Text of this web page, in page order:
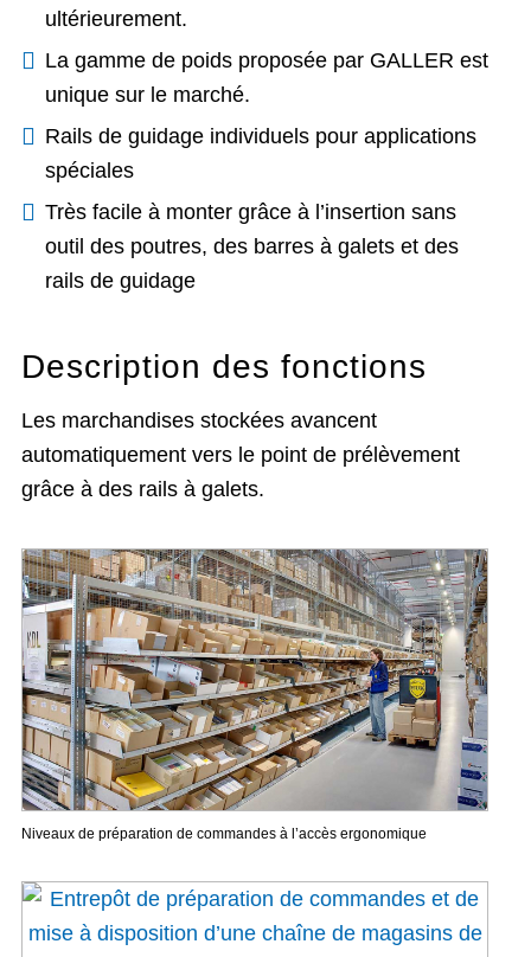
ultérieurement.
La gamme de poids proposée par GALLER est
unique sur le marché.
Rails de guidage individuels pour applications
spéciales
Très facile à monter grâce à l’insertion sans
outil des poutres, des barres à galets et des
rails de guidage
Description des fonctions
Les marchandises stockées avancent
automatiquement vers le point de prélèvement
grâce à des rails à galets.
Niveaux de préparation de commandes à l’accès ergonomique